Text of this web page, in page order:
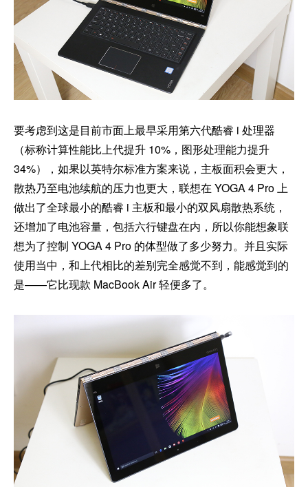
要考虑到这是目前市面上最早采用第六代酷睿 i 处理器
（标称计算性能比上代提升 10%，图形处理能力提升
34%），如果以英特尔标准方案来说，主板面积会更大，
散热乃至电池续航的压力也更大，联想在 YOGA 4 Pro 上
做出了全球最小的酷睿 i 主板和最小的双风扇散热系统，
还增加了电池容量，包括六行键盘在内，所以你能想象联
想为了控制 YOGA 4 Pro 的体型做了多少努力。并且实际
使用当中，和上代相比的差别完全感觉不到，能感觉到的
是——它比现款 MacBook Air 轻便多了。